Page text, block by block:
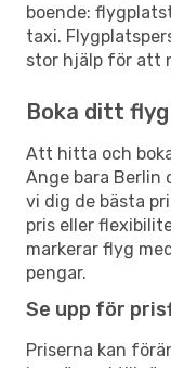
boende:
taxi.
stor hjälp för att
Boka ditt
Att hitta och
Ange bara Berlin
vi dig de bästa
pris eller
markerar flyg
pengar.
Se upp för
Priserna kan